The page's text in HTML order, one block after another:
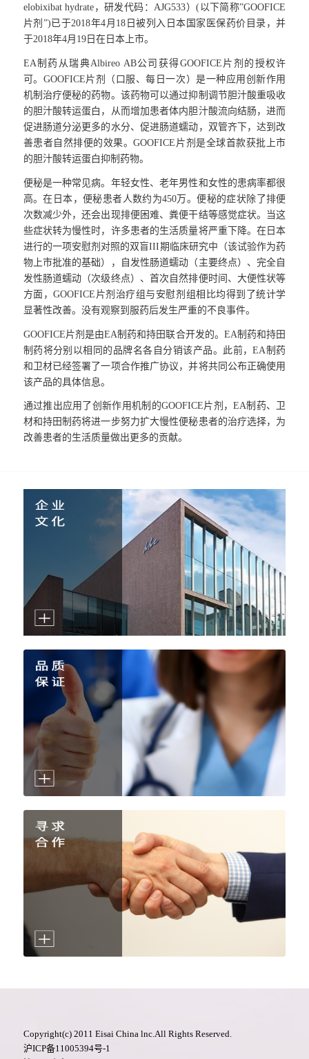
elobixibat hydrate，研发代码：AJG533）(以下简称”GOOFICE
片剂”)已于2018年4月18日被列入日本国家医保药价目录，并
于2018年4月19日在日本上市。
EA制药从瑞典Albireo AB公司获得GOOFICE片剂的授权许
可。GOOFICE片剂（口服、每日一次）是一种应用创新作用
机制治疗便秘的药物。该药物可以通过抑制调节胆汁酸重吸收
的胆汁酸转运蛋白，从而增加患者体内胆汁酸流向结肠，进而
促进肠道分泌更多的水分、促进肠道蠕动，双管齐下，达到改
善患者自然排便的效果。GOOFICE片剂是全球首款获批上市
的胆汁酸转运蛋白抑制药物。
便秘是一种常见病。年轻女性、老年男性和女性的患病率都很
高。在日本，便秘患者人数约为450万。便秘的症状除了排便
次数减少外，还会出现排便困难、粪便干结等感觉症状。当这
些症状转为慢性时，许多患者的生活质量将严重下降。在日本
进行的一项安慰剂对照的双盲III期临床研究中（该试验作为药
物上市批准的基础），自发性肠道蠕动（主要终点）、完全自
发性肠道蠕动（次级终点）、首次自然排便时间、大便性状等
方面，GOOFICE片剂治疗组与安慰剂组相比均得到了统计学
显著性改善。没有观察到服药后发生严重的不良事件。
GOOFICE片剂是由EA制药和持田联合开发的。EA制药和持田
制药将分别以相同的品牌名各自分销该产品。此前，EA制药
和卫材已经签署了一项合作推广协议，并将共同公布正确使用
该产品的具体信息。
通过推出应用了创新作用机制的GOOFICE片剂，EA制药、卫
材和持田制药将进一步努力扩大慢性便秘患者的治疗选择，为
改善患者的生活质量做出更多的贡献。
Copyright(c) 2011 Eisai China lnc.All Rights Reserved.
沪ICP备11005394号-1